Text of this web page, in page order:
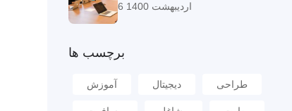
6 اردیبهشت 1400
برچسب ها
آموزش دیجیتال طراحی